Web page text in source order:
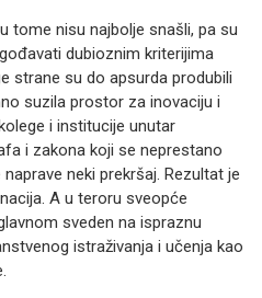
tome nisu najbolje snašli, pa su
dubioznim kriterijima
strane su do apsurda produbili
suzila prostor za inovaciju i
i institucije unutar
i zakona koji se neprestano
neki prekršaj. Rezultat je
A u teroru sveopće
sveden na ispraznu
istraživanja i učenja kao